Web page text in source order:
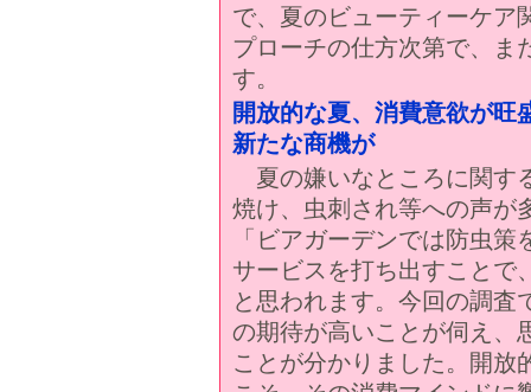
で、夏のビューティーケア
プローチの仕方次第で、ま
す。
開放的な夏、消費意欲が旺
新たな商機が
夏の嫌いなところに関す
焼け、虫刺され等への声が
「ビアガーデンでは防虫
サービスを打ち出すことで
と思われます。今回の調査
の期待が高いことが伺え、
ことが分かりました。開放